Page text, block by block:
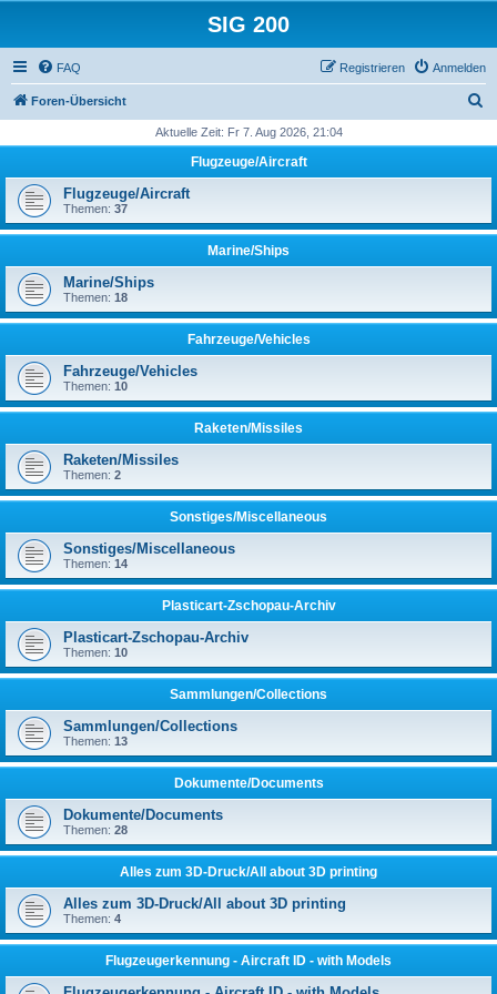
SIG 200
FAQ Anmelden
Registrieren
Foren-Übersicht
h
Aktuelle Zeit: Fr 7. Aug 2026, 21:04
Flugzeuge/Aircraft
Flugzeuge/Aircraft
Themen: 37
Marine/Ships
Marine/Ships
Themen: 18
Fahrzeuge/Vehicles
Fahrzeuge/Vehicles
Themen: 10
Raketen/Missiles
Raketen/Missiles
Themen: 2
Sonstiges/Miscellaneous
Sonstiges/Miscellaneous
Themen: 14
Plasticart-Zschopau-Archiv
Plasticart-Zschopau-Archiv
Themen: 10
Sammlungen/Collections
Sammlungen/Collections
Themen: 13
Dokumente/Documents
Dokumente/Documents
Themen: 28
Alles zum 3D-Druck/All about 3D printing
Alles zum 3D-Druck/All about 3D printing
Themen: 4
Flugzeugerkennung - Aircraft ID - with Models